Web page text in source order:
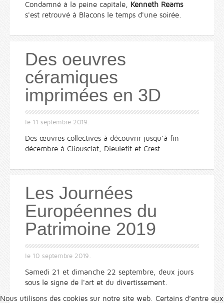
Condamné à la peine capitale, Kenneth Reams
s'est retrouvé à Blacons le temps d'une soirée.
Des oeuvres
céramiques
imprimées en 3D
le 11 septembre 2019.
Des œuvres collectives à découvrir jusqu'à fin
décembre à Cliousclat, Dieulefit et Crest.
Les Journées
Européennes du
Patrimoine 2019
le 10 septembre 2019.
Samedi 21 et dimanche 22 septembre, deux jours
sous le signe de l'art et du divertissement.
Nous utilisons des cookies sur notre site web. Certains d’entre eux